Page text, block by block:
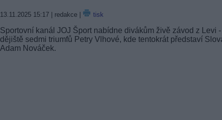
13.11.2025 15:17 | redakce | tisk
Sportovní kanál JOJ Šport nabídne divákům živě závod z Levi -
dějiště sedmi triumfů Petry Vlhové, kde tentokrát představí
Adam Nováček.